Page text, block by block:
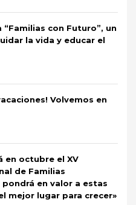
“Familias con Futuro”, un
la vida y educar el
Volvemos en
en octubre el XV
de Familias
pondrá en valor a estas
mejor lugar para crecer»